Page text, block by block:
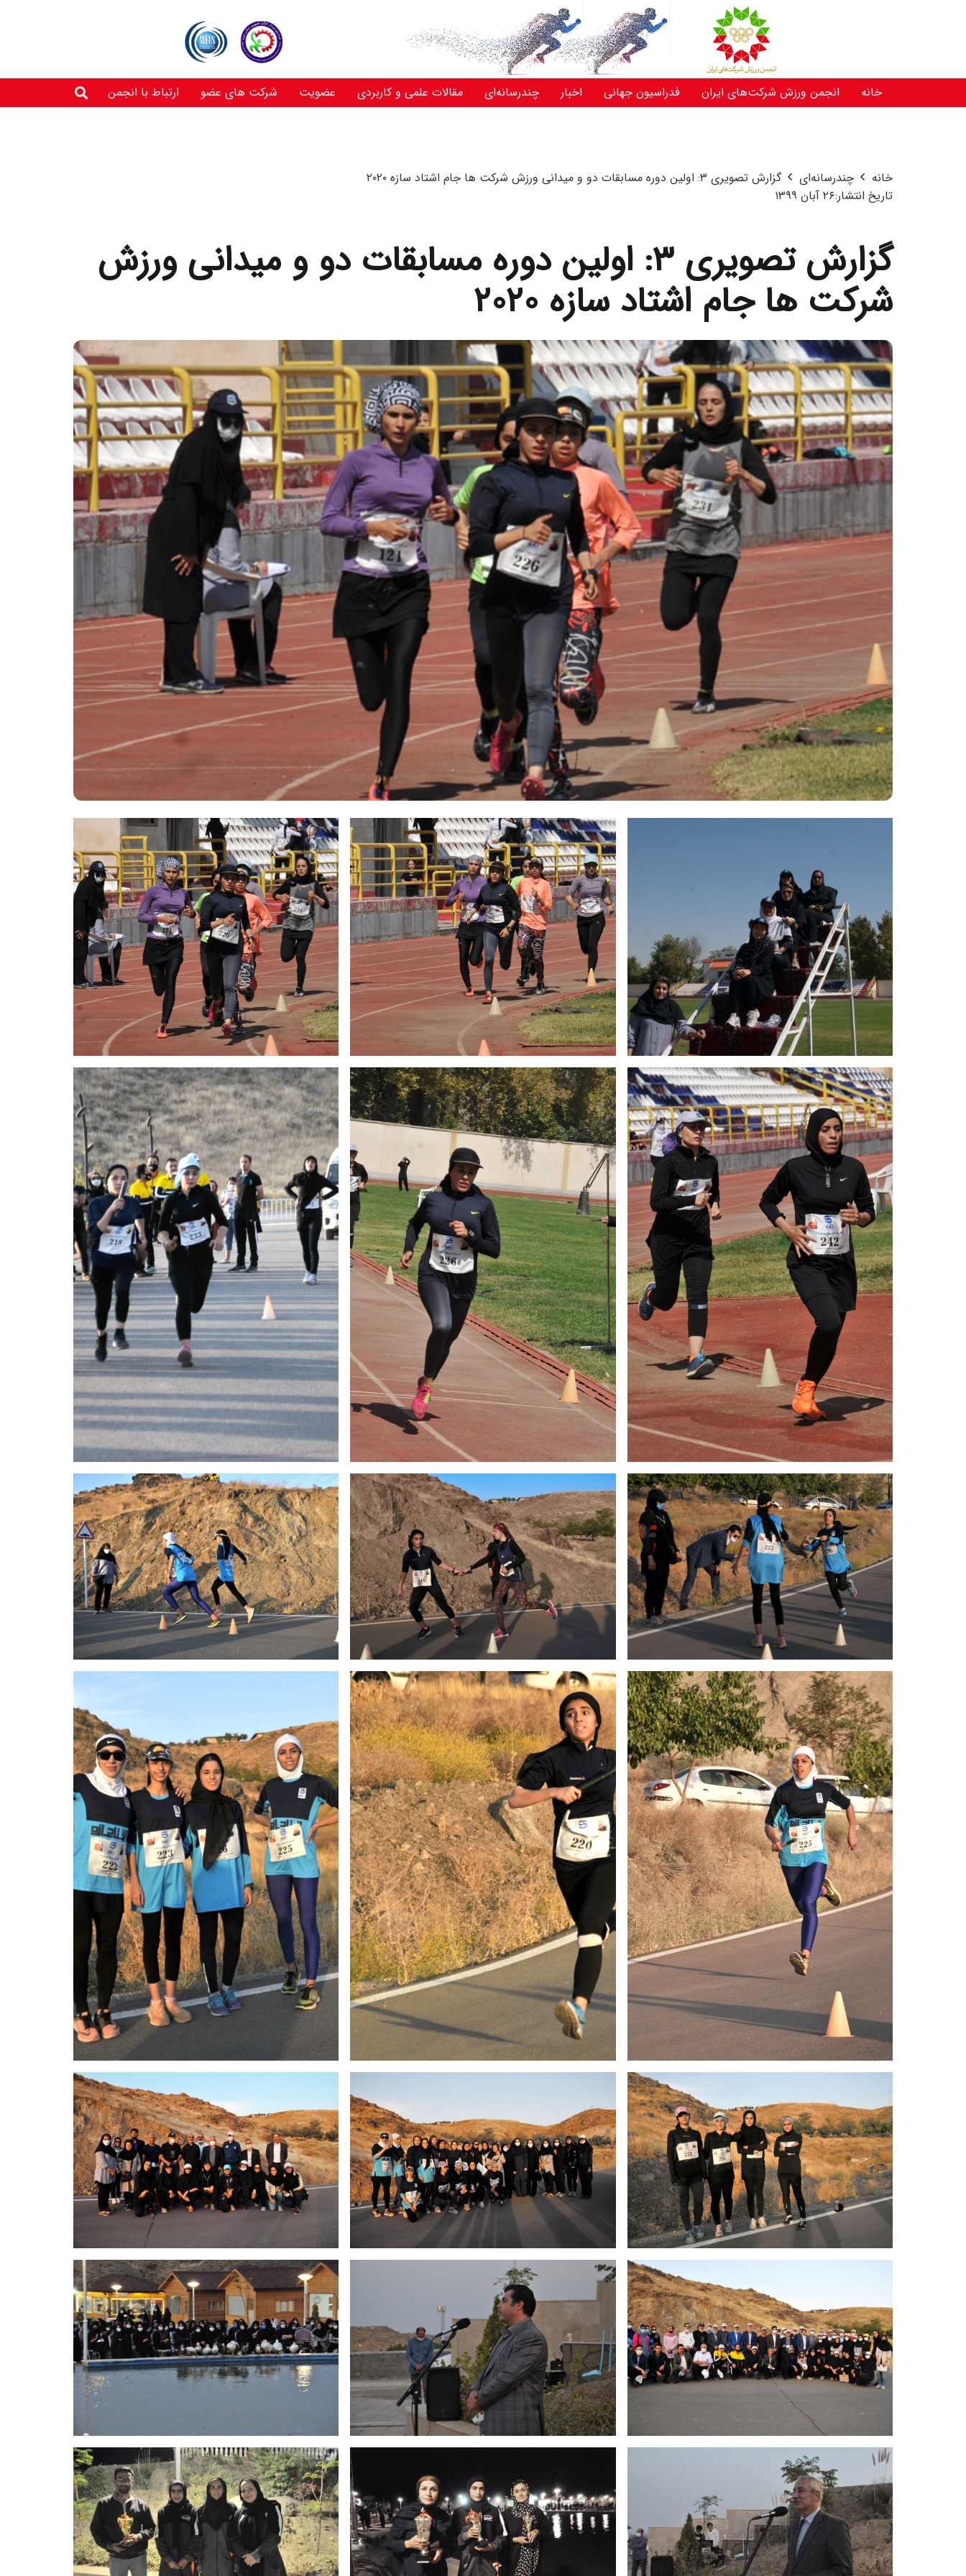
خانه انجمن ورزش شرکت‌های ایران فدراسیون جهانی اخبار چندرسانه‌ای مقالات علمی و کاربردی عضویت شرکت های عضو ارتباط با انجمن
خانه چندرسانه‌ای
گزارش تصویری ۳: اولین دوره مسابقات دو و میدانی ورزش شرکت ها جام اشتاد سازه ۲۰۲۰
تاریخ انتشار:۲۶ آبان ۱۳۹۹
گزارش تصویری ۳: اولین دوره مسابقات دو و میدانی ورزش
شرکت ها جام اشتاد سازه ۲۰۲۰